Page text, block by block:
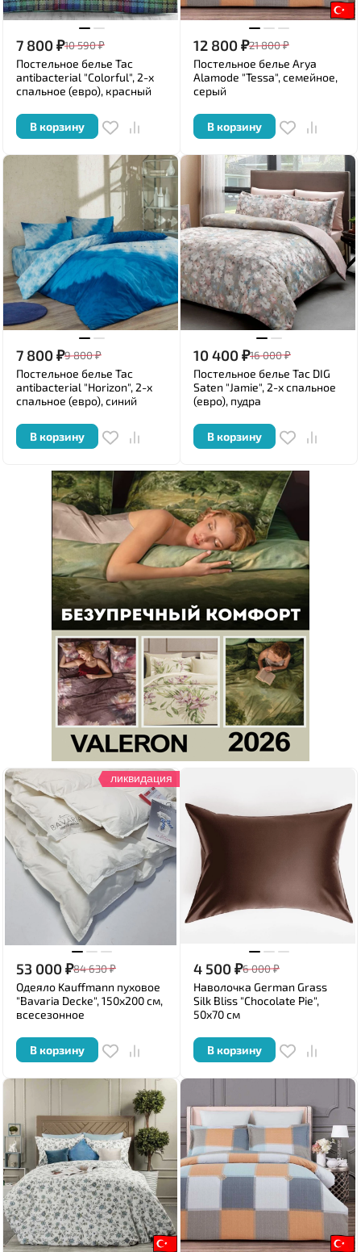
7 800₽10 590₽
Постельное белье Tac
antibacterial "Colorful", 2-х
спальное (евро), красный
В корзину
12 800₽21 800₽
Постельное белье Arya
Alamode "Tessa", семейное,
серый
В корзину
7 800₽9 800₽
Постельное белье Tac
antibacterial "Horizon", 2-х
спальное (евро), синий
В корзину
10 400₽16 000₽
Постельное белье Tac DIG
Saten "Jamie", 2-х спальное
(евро), пудра
В корзину
ликвидация
53 000₽84 630₽
Одеяло Kauffmann пуховое
"Bavaria Decke", 150x200 см,
всесезонное
В корзину
4 500₽6 000₽
Наволочка German Grass
Silk Bliss "Chocolate Pie",
50x70 см
В корзину